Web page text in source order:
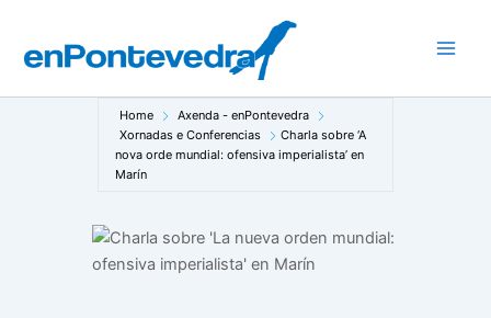
contido
Home
Axenda - enPontevedra
Xornadas e Conferencias
Charla sobre ‘A
nova orde mundial: ofensiva imperialista’ en
Marín